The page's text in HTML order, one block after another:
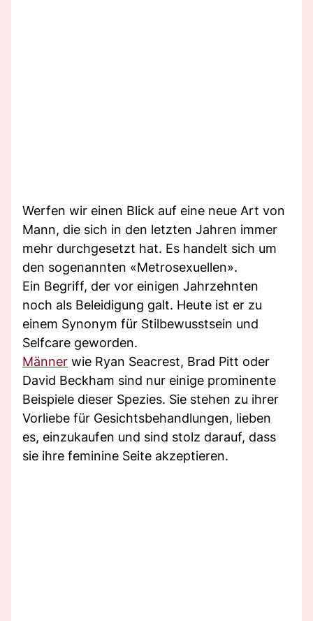
Werfen wir einen Blick auf eine neue Art von
Mann, die sich in den letzten Jahren immer
mehr durchgesetzt hat. Es handelt sich um
den sogenannten «Metrosexuellen».
Ein Begriff, der vor einigen Jahrzehnten
noch als Beleidigung galt. Heute ist er zu
einem Synonym für Stilbewusstsein und
Selfcare geworden.
Männer wie Ryan Seacrest, Brad Pitt oder
David Beckham sind nur einige prominente
Beispiele dieser Spezies. Sie stehen zu ihrer
Vorliebe für Gesichtsbehandlungen, lieben
es, einzukaufen und sind stolz darauf, dass
sie ihre feminine Seite akzeptieren.